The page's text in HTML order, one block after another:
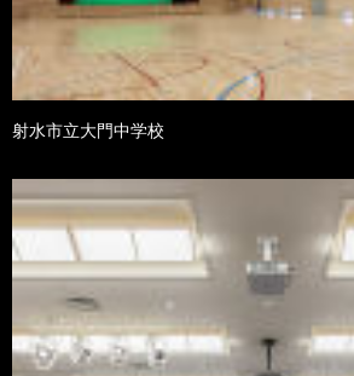
射水市立大門中学校